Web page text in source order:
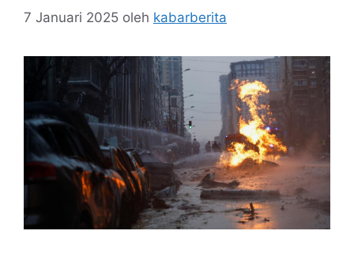
7 Januari 2025 oleh kabarberita